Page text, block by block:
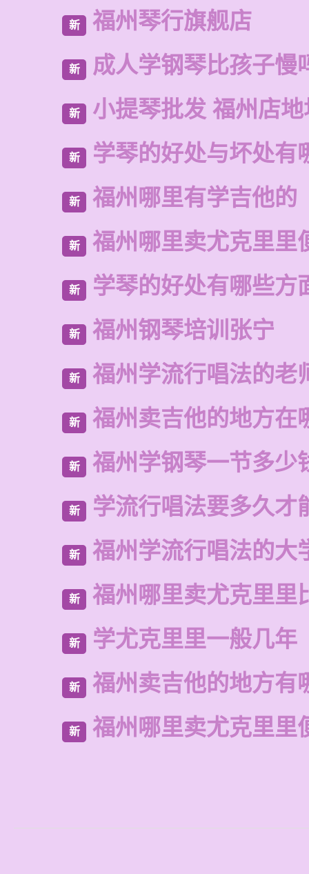
新 福州琴行旗舰店
新 成人学钢琴比孩子慢
新 小提琴批发 福州店
新 学琴的好处与坏处有
新 福州哪里有学吉他的
新 福州哪里卖尤克里里
新 学琴的好处有哪些方
新 福州钢琴培训张宁
新 福州学流行唱法的老
新 福州卖吉他的地方在
新 福州学钢琴一节多少
新 学流行唱法要多久才
新 福州学流行唱法的大
新 福州哪里卖尤克里里
新 学尤克里里一般几年
新 福州卖吉他的地方有
新 福州哪里卖尤克里里